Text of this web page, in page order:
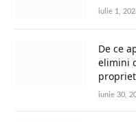
iulie 1,
De ce
elimini
iunie 30,